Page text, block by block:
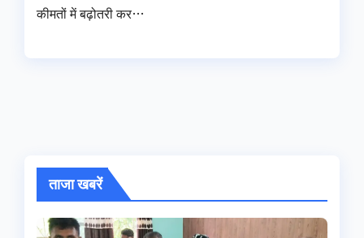
कीमतों में बढ़ोतरी कर…
ताजा खबरें